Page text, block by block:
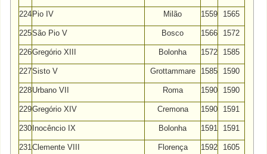
224 Pio IV Milão 1559 1565
225São Pio V Bosco 1566 1572
226Gregório XIII Bolonha 1572 1585
227Sisto V Grottammare 1585 1590
228Urbano VII Roma 1590 1590
229Gregório XIV Cremona 1590 1591
230 Inocêncio IX Bolonha 1591 1591
231Clemente VIII Florença 1592 1605